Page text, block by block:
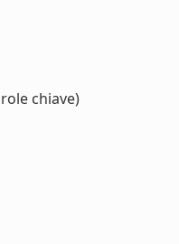
chiave)